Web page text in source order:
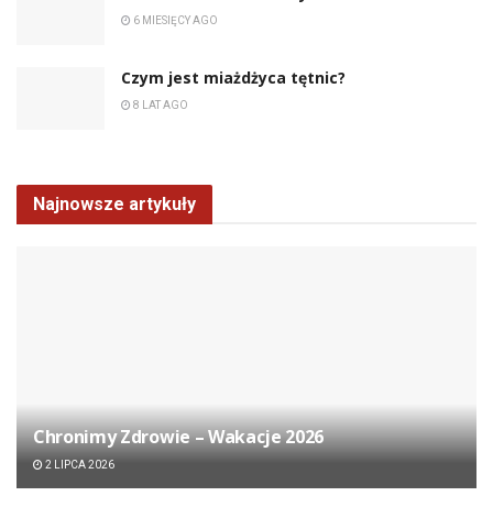
6 MIESIĘCY AGO
Czym jest miażdżyca tętnic?
8 LAT AGO
Najnowsze artykuły
Chronimy Zdrowie ­– Wakacje 2026
2 LIPCA 2026